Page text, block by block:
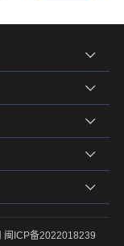
闽ICP备2022018239